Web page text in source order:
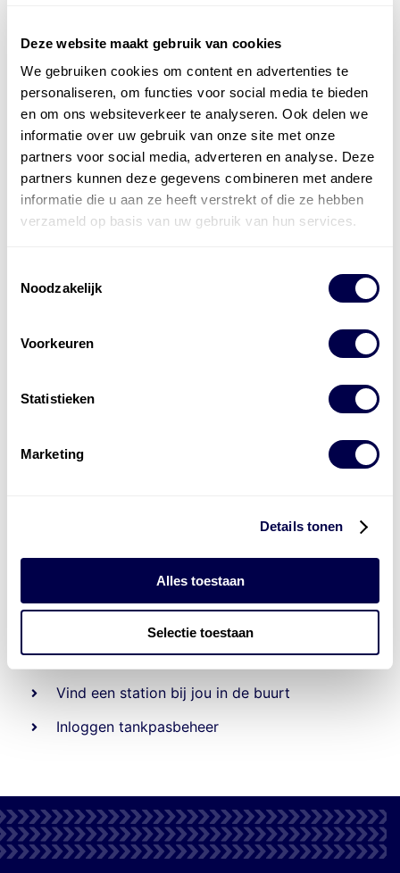
Deze website maakt gebruik van cookies
We gebruiken cookies om content en advertenties te
personaliseren, om functies voor social media te bieden
en om ons websiteverkeer te analyseren. Ook delen we
informatie over uw gebruik van onze site met onze
partners voor social media, adverteren en analyse. Deze
partners kunnen deze gegevens combineren met andere
informatie die u aan ze heeft verstrekt of die ze hebben
verzameld op basis van uw gebruik van hun services.
Noodzakelijk
Voorkeuren
Statistieken
Marketing
Details tonen
Alles toestaan
Selectie toestaan
Officieel distributeur met Mobil Smeermiddelen
voor alle sectoren
Welke olie heb ik nodig
Alle producten bekijken
ReferentiesKwikfit,Roba ,de Groot
tankstationsen duizenden
laadpassen
Den Hartog tank- en laadpas
Vind een station bij jou in de buurt
Inloggen tankpasbeheer